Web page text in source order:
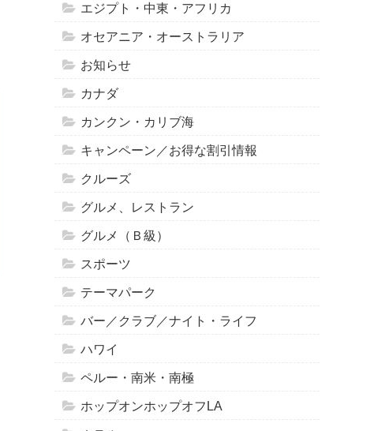
エジプト・中東・アフリカ
オセアニア・オーストラリア
お知らせ
カナダ
カンクン・カリブ海
キャンペーン／お得な割引情報
クルーズ
グルメ、レストラン
グルメ（Ｂ級）
スポーツ
テーマパーク
バー／クラブ／ナイト・ライフ
ハワイ
ペルー・南米・南極
ホップオンホップオフLA